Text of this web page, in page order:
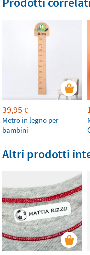
39,95 €
Metro in legno per
bambini
Altri prodotti